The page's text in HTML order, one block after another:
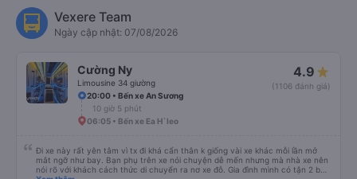
Vexere Team
Ngày cập nhật: 07/08/2026
Cường Ny
Limousine 34 giường
4.9
(1106 đánh giá)
20:00 • Bến xe An Sương
10 giờ 5 phút
06:05 • Bến xe Ea H`leo
Đi xe này rất yên tâm vì tx đi khá cẩn thân k giống vài xe khác mỗi lần mở
mắt ngỡ như bay. Bạn phụ trên xe nói chuyện dễ mến nhưng mà nhà xe nên
nói rõ với khách cách thức di chuyển ra nơ xe đỗ. Gia đình mình có tận 2 bé